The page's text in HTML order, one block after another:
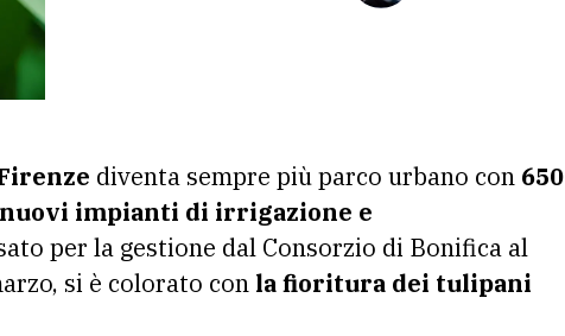
diventa sempre più parco urbano con 650
impianti di irrigazione e
per la gestione dal Consorzio di Bonifica al
si è colorato con la fioritura dei tulipani